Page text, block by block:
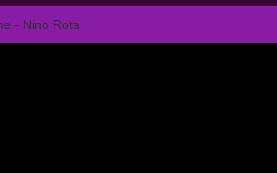
- Nino Rota